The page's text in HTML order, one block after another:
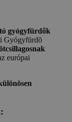
gyógyfürdők
Gyógyfürdõ
európai